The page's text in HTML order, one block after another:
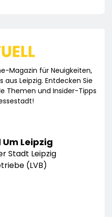
Magazin für Neuigkeiten,
aus Leipzig. Entdecken Sie
Themen und Insider-Tipps
Leipzig
Stadt Leipzig
(LVB)